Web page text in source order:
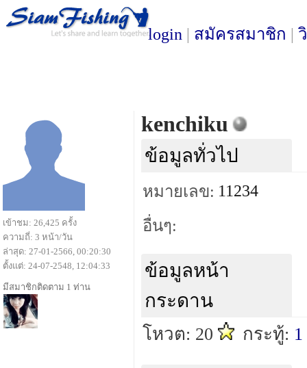
login | สมัครสมาชิก |
kenchiku
ข้อมูลทั่วไป
หมายเลข: 11234
อื่นๆ:
ข้อมูลหน้า
กระดาน
โหวต: 20 กระทู้: 1
เข้าชม: 26,425 ครั้ง
ความถี่: 3 หน้า/วัน
ล่าสุด: 27-01-2566, 00:20:30
ตั้งแต่: 24-07-2548, 12:04:33
มีสมาชิกติดตาม 1 ท่าน